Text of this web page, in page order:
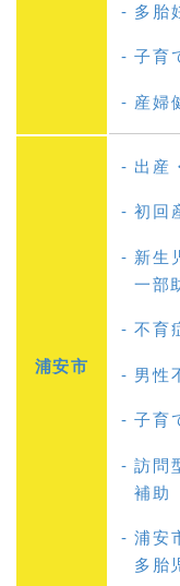
多胎
子育
産婦
浦安市
出産
初回
新生
一部
不育
男性
子育
訪問
補助
浦安
多胎